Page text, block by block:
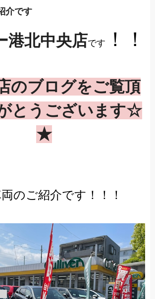
介です
港北中央店です ！！
ブログをご覧頂
とうございます☆
★
のご紹介です！！！